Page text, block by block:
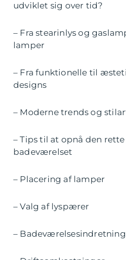
udviklet sig over tid?
– Fra stearinlys og
lamper
– Fra funktionelle til
designs
– Moderne trends og
– Tips til at opnå den
badeværelset
– Placering af lamper
– Valg af lyspærer
–